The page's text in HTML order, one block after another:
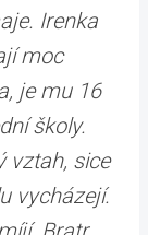
Irenka
moc
je mu 16
školy.
vztah, sice
vycházejí.